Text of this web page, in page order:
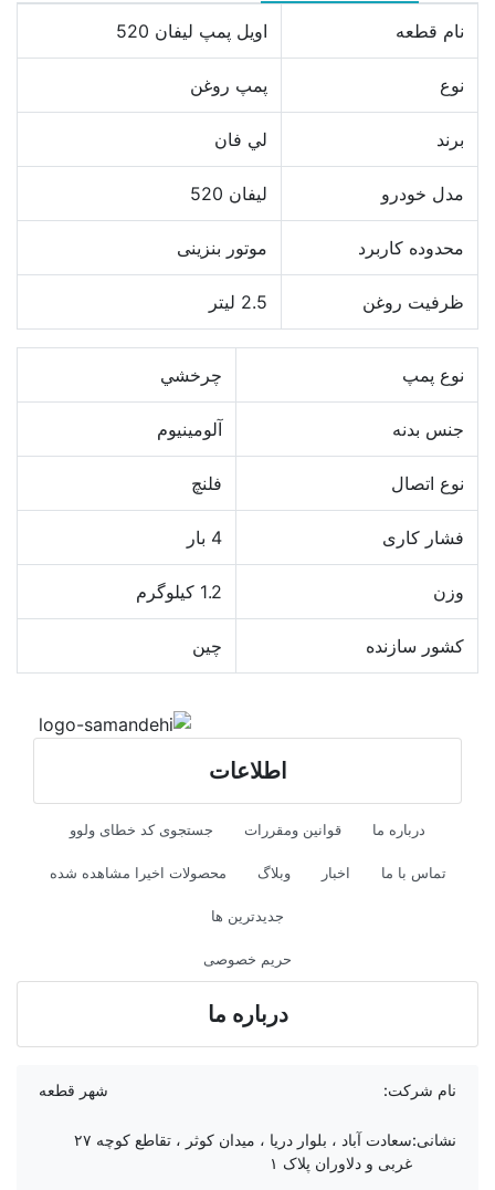
نام قطعه اويل پمپ ليفان 520
نوع پمپ روغن
برند لي فان
مدل خودرو ليفان 520
محدوده کاربرد موتور بنزینی
ظرفيت روغن 2.5 ليتر
نوع پمپ چرخشي
جنس بدنه آلومينيوم
نوع اتصال فلنچ
فشار کاری 4 بار
وزن 1.2 كيلوگرم
کشور سازنده چين
اطلاعات
درباره ما قوانین ومقررات جستجوی کد خطای ولوو
تماس با ما اخبار وبلاگ محصولات اخیرا مشاهده شده
جدیدترین ها
حریم خصوصی
درباره ما
نام شرکت: شهر قطعه
نشانی:
سعادت آباد ، بلوار دریا ، میدان کوثر ، تقاطع کوچه ۲۷
غربی و دلاوران پلاک ۱